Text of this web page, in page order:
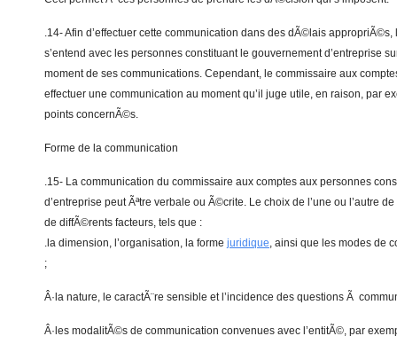
.14- Afin d’effectuer cette communication dans des dÃ©lais
s’entend avec les personnes constituant le gouvernement d’entreprise
moment de ses communications. Cependant, le commissaire aux
effectuer une communication au moment qu’il juge utile, en raison, par
points concernÃ©s.
Forme de la communication
.15- La communication du commissaire aux comptes aux personnes
d’entreprise peut Ãªtre verbale ou Ã©crite. Le choix de l’une ou l’autre
de diffÃ©rents facteurs, tels que :
.la dimension, l’organisation, la forme juridique, ainsi que les modes de
;
Â·la nature, le caractÃ¨re sensible et l’incidence des questions Ã
Â·les modalitÃ©s de communication convenues avec l’entitÃ©, par